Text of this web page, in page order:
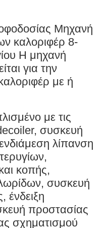
Μηχανή
καλοριφέρ 8-
Η μηχανή
για την
με ή
με τις
συσκευή
λίπανση
κοπής,
συσκευή
ένδειξη
προστασίας
σχηματισμού